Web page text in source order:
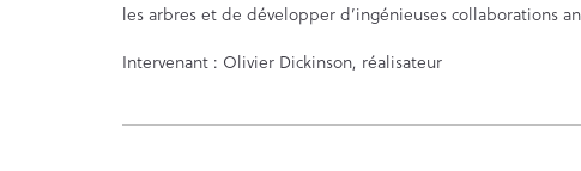
les arbres et de développer d’ingénieuses collaborations
Intervenant : Olivier Dickinson, réalisateur